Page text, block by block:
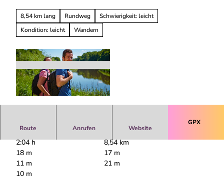
8,54 km lang Rundweg
Schwierigkeit: leicht
Kondition: leicht
Wandern
CC-BY-ND
Route Anrufen Website
GPX
2:04 h
8,54 km
18 m
17 m
11 m
21 m
10 m